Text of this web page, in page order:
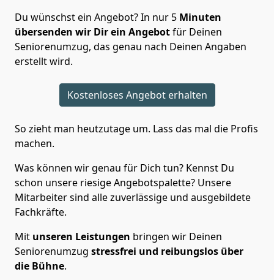
Du wünschst ein Angebot? In nur 5 Minuten
übersenden wir Dir ein Angebotfür Deinen
Seniorenumzug, das genau nach Deinen Angaben
erstellt wird.
Kostenloses Angebot erhalten
So zieht man heutzutage um. Lass das mal die Profis
machen.
Was können wir genau für Dich tun? Kennst Du
schon unsere riesige Angebotspalette? Unsere
Mitarbeiter sind alle zuverlässige und ausgebildete
Fachkräfte.
Mit unseren Leistungen bringen wir Deinen
Seniorenumzug stressfrei und reibungslos über
die Bühne.